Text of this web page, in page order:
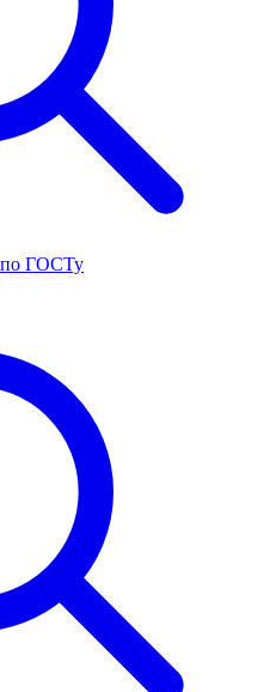
по ГОСТу